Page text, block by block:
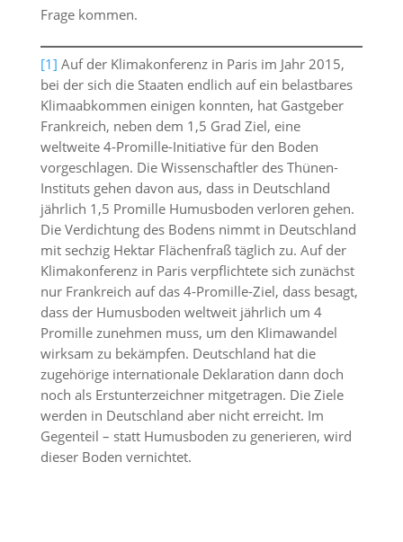
Frage kommen.
[1] Auf der Klimakonferenz in Paris im Jahr 2015,
bei der sich die Staaten endlich auf ein belastbares
Klimaabkommen einigen konnten, hat Gastgeber
Frankreich, neben dem 1,5 Grad Ziel, eine
weltweite 4-Promille-Initiative für den Boden
vorgeschlagen. Die Wissenschaftler des Thünen-
Instituts gehen davon aus, dass in Deutschland
jährlich 1,5 Promille Humusboden verloren gehen.
Die Verdichtung des Bodens nimmt in Deutschland
mit sechzig Hektar Flächenfraß täglich zu. Auf der
Klimakonferenz in Paris verpflichtete sich zunächst
nur Frankreich auf das 4-Promille-Ziel, dass besagt,
dass der Humusboden weltweit jährlich um 4
Promille zunehmen muss, um den Klimawandel
wirksam zu bekämpfen. Deutschland hat die
zugehörige internationale Deklaration dann doch
noch als Erstunterzeichner mitgetragen. Die Ziele
werden in Deutschland aber nicht erreicht. Im
Gegenteil – statt Humusboden zu generieren, wird
dieser Boden vernichtet.